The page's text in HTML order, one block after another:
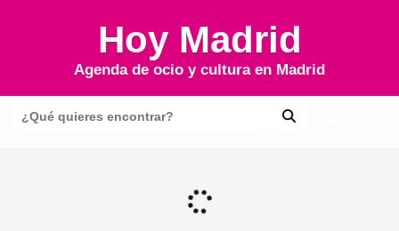
Hoy Madrid
Agenda de ocio y cultura en Madrid